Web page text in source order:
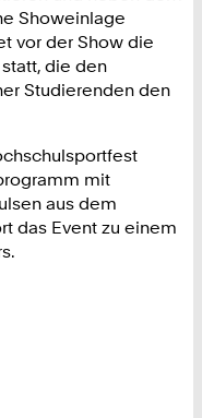
Showeinlage
vor der Show die
die den
Studierenden den
mit
aus dem
das Event zu einem